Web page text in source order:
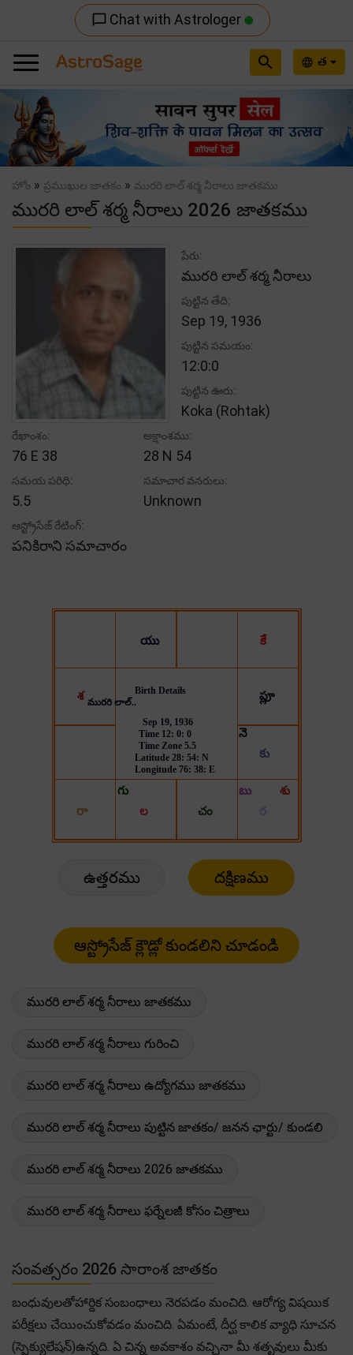
chat_bubble_outline Chat with Astrologer
language త
search
Previous
హోం » ప్రముఖుల జాతకం » మురరి లాల్ శర్మ నీరాలు జాతకము
మురరి లాల్ శర్మ నీరాలు 2026 జాతకము
పేరు:
మురరి లాల్ శర్మ నీరాలు
పుట్టిన తేది:
Sep 19, 1936
పుట్టిన సమయం:
12:0:0
పుట్టిన ఊరు:
Koka (Rohtak)
రేఖాంశం:
76 E 38
అక్షాంశము:
28 N 54
సమయ పరిధి:
5.5
సమాచార వనరులు:
Unknown
ఆస్ట్రోసేజ్ రేటింగ్:
పనికిరాని సమాచారం
ఉత్తరము దక్షిణము
మురరి లాల్ శర్మ నీరాలు జాతకము
మురరి లాల్ శర్మ నీరాలు గురించి
మురరి లాల్ శర్మ నీరాలు ఉద్యోగము జాతకము
మురరి లాల్ శర్మ నీరాలు పుట్టిన జాతకం/ జనన ఛార్టు/ కుండలి
మురరి లాల్ శర్మ నీరాలు 2026 జాతకము
మురరి లాల్ శర్మ నీరాలు ఫర్నేలజీ కోసం చిత్రాలు
సంవత్సరం 2026 సారాంశ జాతకం
బంధువులతోహార్దిక సంబంధాలు నెరపడం మంచిది. ఆరోగ్య విషయిక
పరీక్షలు చేయించుకోవడం మంచిది. ఏమంటే, దీర్ఘ కాలిక వ్యాధి సూచన
(స్పెక్యులేషన్)ఉన్నది. ఏ చిన్న అవకాశం వచ్చినా మీ శతృవులు మీకు